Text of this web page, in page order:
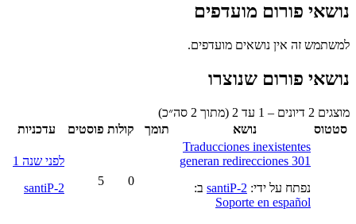
נושאי פורום מועדפים
למשתמש זה אין נושאים מועדפים.
נושאי פורום שנוצרו
מוצגים 2 דיונים – 1 עד 2 (מתוך 2 סה״כ)
סטטוס
נושא תומך קולות פוסטים
עדכניות
Traducciones inexistentes
generan redirecciones 301
נפתח על ידי: santiP-2 ב:
Soporte en español
0
5
לפני שנה 1
santiP-2